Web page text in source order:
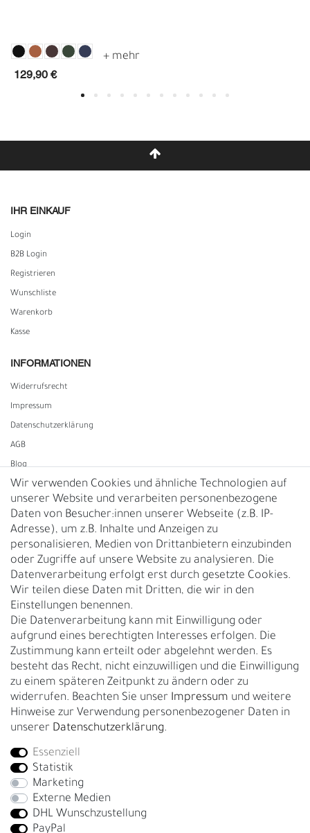
129,90 €
IHR EINKAUF
Login
B2B Login
Registrieren
Wunschliste
Warenkorb
Kasse
INFORMATIONEN
Widerrufs­recht
Impressum
Daten­schutz­erklärung
AGB
Blog
Vertrag widerrufen
UNTERNEHMEN
Nachhaltigkeit
Kontakt
Über uns
Rückgabe
Gürtelgröße messen
Garantie
GESCHÄFTSKUNDEN & HÄNDLER
B2B Geschäftskunden
Bei Fragen wenden Sie sich direkt an unser Service-Team.
+4917663727338
Montag - Freitag, 09:00 - 14:00
info@fronhofer.com
Wir verwenden Cookies und ähnliche Technologien auf
unserer Website und verarbeiten personenbezogene
Daten von Besucher:innen unserer Webseite (z.B. IP-
Adresse), um z.B. Inhalte und Anzeigen zu
personalisieren, Medien von Drittanbietern einzubinden
oder Zugriffe auf unsere Website zu analysieren. Die
Datenverarbeitung erfolgt erst durch gesetzte Cookies.
Wir teilen diese Daten mit Dritten, die wir in den
Einstellungen benennen.
Die Datenverarbeitung kann mit Einwilligung oder
aufgrund eines berechtigten Interesses erfolgen. Die
Zustimmung kann erteilt oder abgelehnt werden. Es
besteht das Recht, nicht einzuwilligen und die Einwilligung
zu einem späteren Zeitpunkt zu ändern oder zu
widerrufen. Beachten Sie unser Impressum und weitere
Hinweise zur Verwendung personenbezogener Daten in
unserer Daten­schutz­erklärung.
Essenziell
Statistik
Marketing
Externe Medien
DHL Wunschzustellung
PayPal